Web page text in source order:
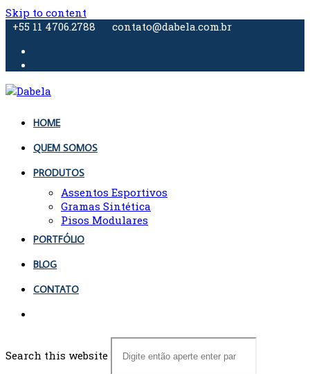
Skip to content
+55 11 4706.2788
contato@dabela.com.br
HOME
QUEM SOMOS
PRODUTOS
Assentos Esportivos
Gramas Sintética
Pisos Modulares
PORTFÓLIO
BLOG
CONTATO
Search this website